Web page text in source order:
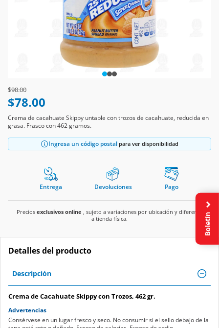
Price reduced from
$98.00to
$78.00
Crema de cacahuate Skippy untable con trozos de cacahuate, reducida en
grasa. Frasco con 462 gramos.
Ingresa un código postal para ver disponibilidad
Entrega Devoluciones Pago
Precios exclusivos online , sujeto a variaciones por ubicación y diferente
a tienda física.
Detalles del producto
Descripción
Crema de Cacahuate Skippy con Trozos, 462 gr.
Advertencias
Consérvese en un lugar fresco y seco. No consumir si el sello debajo de la
Boletín